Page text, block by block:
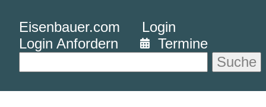
Eisenbauer.com
Login
Login Anfordern
Termine
Suche